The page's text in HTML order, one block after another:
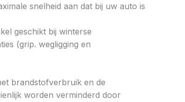
snelheid aan dat bij uw auto is
geschikt bij winterse
(grip. wegligging en
brandstofverbruik en de
worden verminderd door